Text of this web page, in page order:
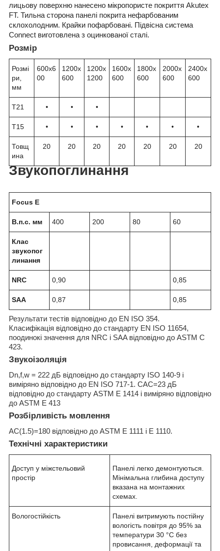
лицьову поверхню нанесено мікропористе покриття Akutex
FT. Тильна сторона панелі покрита нефарбованим
склохолодним. Крайки пофарбовані. Підвісна система
Connect виготовлена з оцинкованої сталі.
Розмір
Розмі
ри,
мм
600x6
00
1200x
600
1200x
1200
1600x
600
1800x
600
2000x
600
2400x
600
T21 • • •
T15 • • • • • • •
Товщ
ина
20 20 20 20 20 20 20
Звукопоглинання
Focus E
В.п.с. мм 400 200 80 60
Клас
звукопог
линання
NRC 0,90 0,85
SAA 0,87 0,85
Результати тестів відповідно до EN ISO 354.
Класифікація відповідно до стандарту EN ISO 11654,
поодинокі значення для NRC і SAA відповідно до ASTM C
423.
Звукоізоляція
Dn,f,w = 222 дБ відповідно до стандарту ISO 140-9 і
виміряно відповідно до EN ISO 717-1. CAC=23 дБ
відповідно до стандарту ASTM E 1414 і виміряно відповідно
до ASTM E 413
Розбірливість мовлення
AC(1.5)=180 відповідно до ASTM E 1111 і E 1110.
Технічні характеристики
Доступ у міжстельовий
простір
Панелі легко демонтуються.
Мінімальна глибина доступу
вказана на монтажних
схемах.
Вологостійкість
Панелі витримують постійну
вологість повітря до 95% за
температури 30 °C без
провисання, деформації та